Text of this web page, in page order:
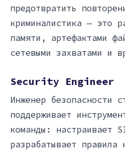
предотвратить
криминалистика — это
памяти, артефактами
сетевыми захватами и
Security Engineer
Инженер безопасности
поддерживает
команды: настраивает
разрабатывает правила